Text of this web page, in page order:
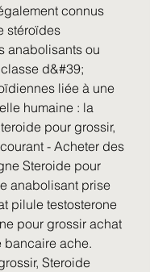
connus
stéroïdes
anabolisants ou
d&#39;
liée à une
humaine : la
pour grossir,
- Acheter des
Steroide pour
anabolisant prise
pilule testosterone
pour grossir achat
bancaire ache.
Steroide